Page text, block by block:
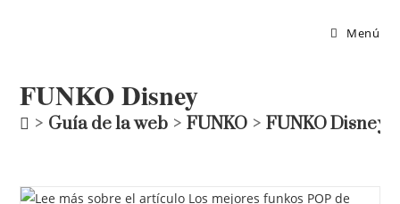
Menú
FUNKO Disney
> Guía de la web > FUNKO > FUNKO Disney